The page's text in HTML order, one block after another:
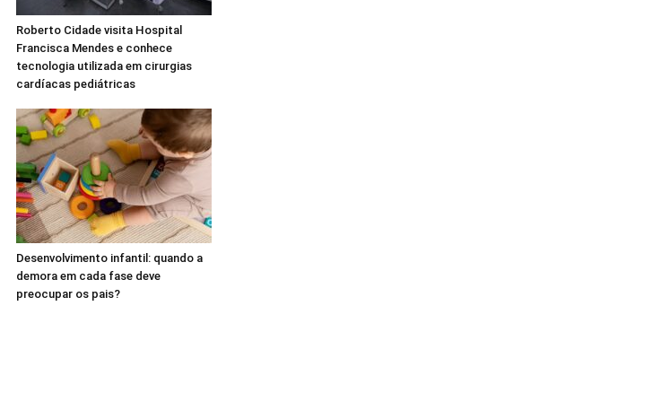
Roberto Cidade visita Hospital
Francisca Mendes e conhece
tecnologia utilizada em cirurgias
cardíacas pediátricas
Desenvolvimento infantil: quando a
demora em cada fase deve
preocupar os pais?